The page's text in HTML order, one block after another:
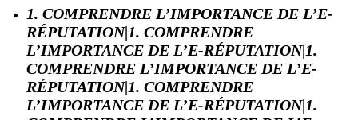
1. COMPRENDRE L’IMPORTANCE DE L’E-
RÉPUTATION|1. COMPRENDRE
L’IMPORTANCE DE L’E-RÉPUTATION|1.
COMPRENDRE L’IMPORTANCE DE L’E-
RÉPUTATION|1. COMPRENDRE
L’IMPORTANCE DE L’E-RÉPUTATION|1.